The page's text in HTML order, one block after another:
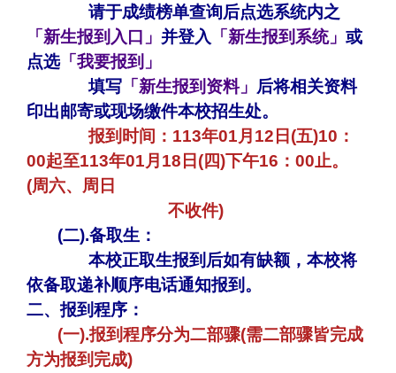
请于成绩榜单查询后点选系统内之
「新生报到入口」 并登入 「新生报到系统」 或
点选「我要报到」
填写 「新生报到资料」 后将相关资料
印出邮寄或现场缴件本校招生处。
报到时间：113年01月12日(五)10：
00起至113年01月18日(四)下午16：00止。
(周六、周日
不收件)
(二).备取生：
本校正取生报到后如有缺额，本校将
依备取递补顺序电话通知报到。
二、报到程序：
(一).报到程序分为二部骤(需二部骤皆完成
方为报到完成)